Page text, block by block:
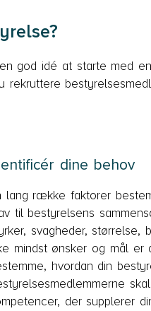
god idé at starte med
dine behov
lang række faktorer
til bestyrelsens
svagheder, størrelse,
mindst ønsker og mål er
hvordan din
der supplerer